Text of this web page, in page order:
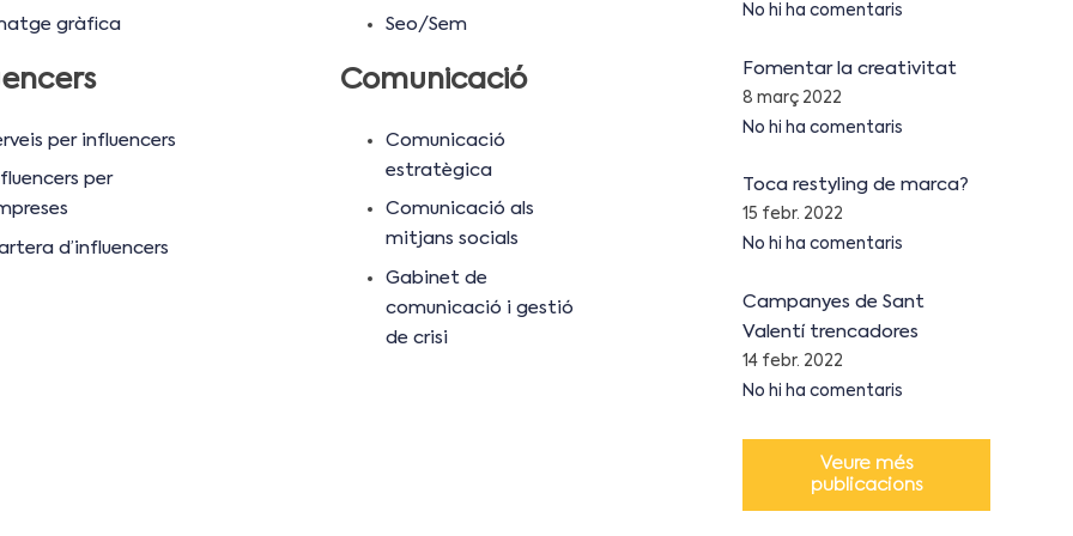
gràfica
per influencers
per
d’influencers
Seo/Sem
Comunicació
Comunicació
estratègica
Comunicació als
mitjans socials
Gabinet de
comunicació i gestió
de crisi
No hi ha comentaris
Fomentar la creativitat
8 març 2022
No hi ha comentaris
Toca restyling de marca?
15 febr. 2022
No hi ha comentaris
Campanyes de Sant
Valentí trencadores
14 febr. 2022
No hi ha comentaris
Veure més
publicacions